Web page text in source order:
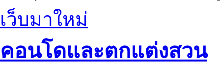
เว็บมาใหม่
คอนโดและตกแต่งสวน